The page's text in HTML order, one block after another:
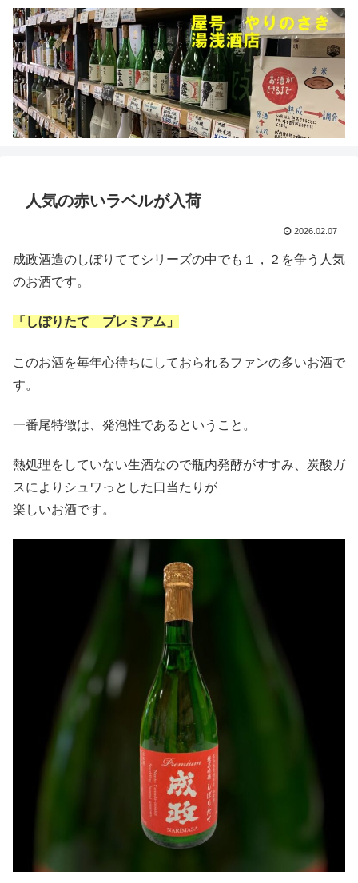
人気の赤いラベルが入荷
2026.02.07
成政酒造のしぼりててシリーズの中でも１，２を争う人気
のお酒です。
「しぼりたて プレミアム」
このお酒を毎年心待ちにしておられるファンの多いお酒で
す。
一番尾特徴は、発泡性であるということ。
熱処理をしていない生酒なので瓶内発酵がすすみ、炭酸ガ
スによりシュワっとした口当たりが
楽しいお酒です。